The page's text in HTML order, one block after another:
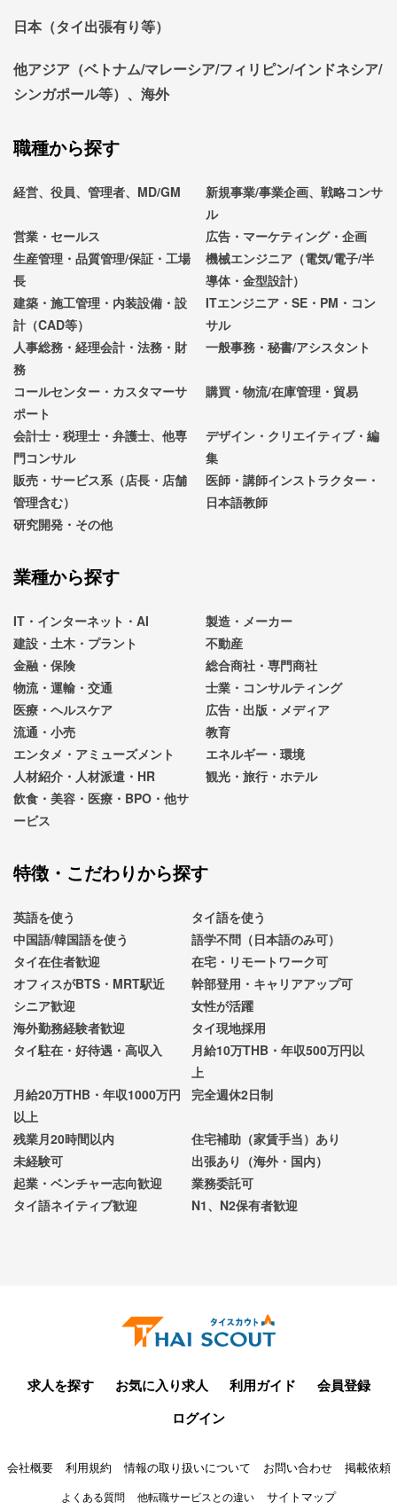
日本（タイ出張有り等）
他アジア（ベトナム/マレーシア/フィリピン/インドネシア/
シンガポール等）、海外
職種から探す
経営、役員、管理者、MD/GM
新規事業/事業企画、戦略コンサ
ル
営業・セールス
広告・マーケティング・企画
生産管理・品質管理/保証・工場
長
機械エンジニア（電気/電子/半
導体・金型設計）
建築・施工管理・内装設備・設
計（CAD等）
ITエンジニア・SE・PM・コン
サル
人事総務・経理会計・法務・財
務
一般事務・秘書/アシスタント
コールセンター・カスタマーサ
ポート
購買・物流/在庫管理・貿易
会計士・税理士・弁護士、他専
門コンサル
デザイン・クリエイティブ・編
集
販売・サービス系（店長・店舗
管理含む）
医師・講師インストラクター・
日本語教師
研究開発・その他
業種から探す
IT・インターネット・AI
製造・メーカー
建設・土木・プラント
不動産
金融・保険
総合商社・専門商社
物流・運輸・交通
士業・コンサルティング
医療・ヘルスケア
広告・出版・メディア
流通・小売
教育
エンタメ・アミューズメント
エネルギー・環境
人材紹介・人材派遣・HR
観光・旅行・ホテル
飲食・美容・医療・BPO・他サ
ービス
特徴・こだわりから探す
英語を使う
タイ語を使う
中国語/韓国語を使う
語学不問（日本語のみ可）
タイ在住者歓迎
在宅・リモートワーク可
オフィスがBTS・MRT駅近
幹部登用・キャリアアップ可
シニア歓迎
女性が活躍
海外勤務経験者歓迎
タイ現地採用
タイ駐在・好待遇・高収入
月給10万THB・年収500万円以
上
月給20万THB・年収1000万円
以上
完全週休2日制
残業月20時間以内
住宅補助（家賃手当）あり
未経験可
出張あり（海外・国内）
起業・ベンチャー志向歓迎
業務委託可
タイ語ネイティブ歓迎
N1、N2保有者歓迎
求人を探す お気に入り求人 利用ガイド
会員登録
ログイン
会社概要 利用規約 情報の取り扱いについて お問い合わせ 掲載依頼
よくある質問 他転職サービスとの違い サイトマップ